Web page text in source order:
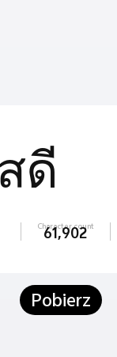
ดี
Character count
61,902
Pobierz